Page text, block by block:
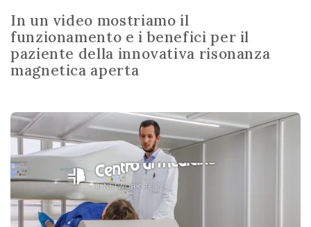
In un video mostriamo il
funzionamento e i benefici per il
paziente della innovativa risonanza
magnetica aperta